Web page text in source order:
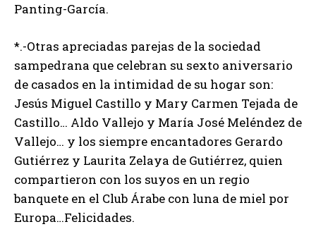
Panting-García.
*.-Otras apreciadas parejas de la sociedad
sampedrana que celebran su sexto aniversario
de casados en la intimidad de su hogar son:
Jesús Miguel Castillo y Mary Carmen Tejada de
Castillo… Aldo Vallejo y María José Meléndez de
Vallejo… y los siempre encantadores Gerardo
Gutiérrez y Laurita Zelaya de Gutiérrez, quien
compartieron con los suyos en un regio
banquete en el Club Árabe con luna de miel por
Europa…Felicidades.